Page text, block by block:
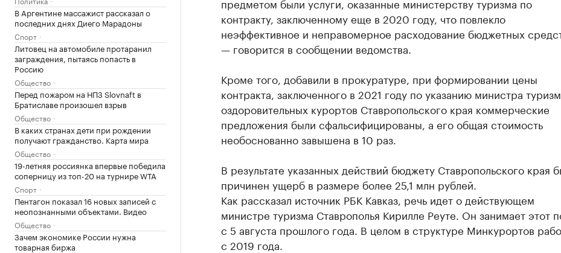
В Аргентине массажист рассказал о
последних днях Диего Марадоны
Спорт
Литовец на автомобиле протаранил
заграждения, пытаясь попасть в
Россию
Общество
Перед пожаром на НПЗ Slovnaft в
Братиславе произошел взрыв
Общество
В каких странах дети при рождении
получают гражданство. Карта мира
Общество
19-летняя россиянка впервые победила
соперницу из топ-20 на турнире WTA
Спорт
Пентагон показал 16 новых записей с
неопознанными объектами. Видео
Общество
Зачем экономике России нужна
товарная биржа
контракту, заключенному еще в 2020 году, что повлекло
неэффективное и неправомерное расходование бюджетных
— говорится в сообщении ведомства.
Кроме того, добавили в прокуратуре, при формировании цены
контракта, заключенного в 2021 году по указанию министра
оздоровительных курортов Ставропольского края коммерческие
предложения были сфальсифицированы, а его общая стоимость
необоснованно завышена в 10 раз.
В результате указанных действий бюджету Ставропольского края
причинен ущерб в размере более 25,1 млн рублей.
Как рассказал источник РБК Кавказ, речь идет о действующем
министре туризма Ставрополья Кирилле Реуте. Он занимает этот
с 5 августа прошлого года. В целом в структуре Минкурортов
с 2019 года.